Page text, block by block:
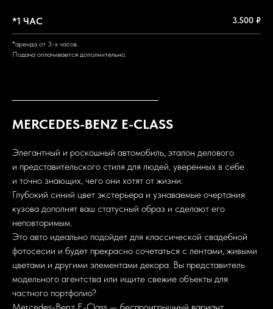
*1 ЧАС 3.500 ₽
*аренда от 3-х часов.
Подача оплачивается дополнительно.
MERCEDES-BENZ E-CLASS
Элегантный и роскошный автомобиль, эталон делового
и представительского стиля для людей, уверенных в себе
и точно знающих, чего они хотят от жизни.
Глубокий синий цвет экстерьера и узнаваемые очертания
кузова дополнят ваш статусный образ и сделают его
неповторимым.
Это авто идеально подойдет для классической свадебной
фотосесии и будет прекрасно сочетаться с лентами, живыми
цветами и другими элементами декора. Вы представитель
модельного агентства или ищите свежие объекты для
частного портфолио?
Mercedes-Benz E-Class — беспроигрышный вариант.